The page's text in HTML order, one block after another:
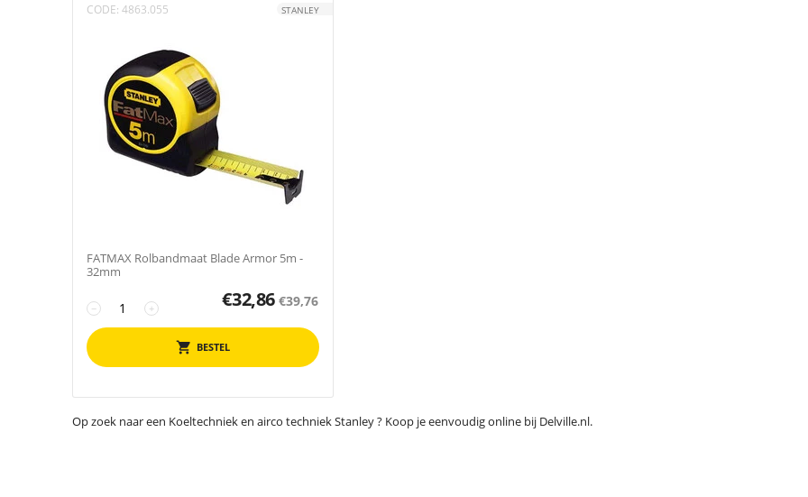
CODE: 4863.055 STANLEY
FATMAX Rolbandmaat Blade Armor 5m -
32mm
+
− €32,86 €39,76
BESTEL
Op zoek naar een Koeltechniek en airco techniek Stanley ? Koop je eenvoudig online bij Delville.nl.